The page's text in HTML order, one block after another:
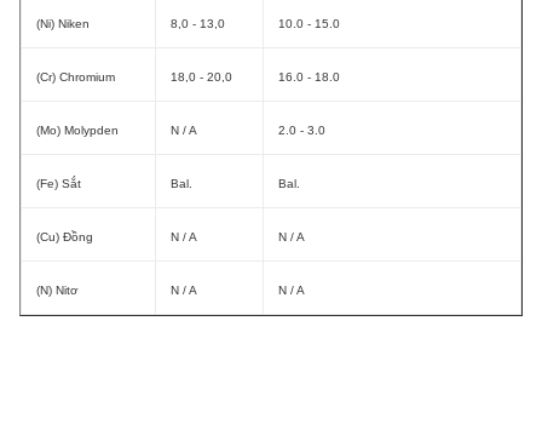
(Ni) Niken 8,0 - 13,0 10.0 - 15.0
(Cr) Chromium 18,0 - 20,0 16.0 - 18.0
(Mo) Molypden N / A 2.0 - 3.0
(Fe) Sắt Bal. Bal.
(Cu) Đồng N / A N / A
(N) Nitơ N / A N / A